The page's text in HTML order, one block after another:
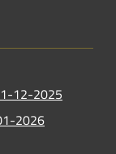
12-2025
2026